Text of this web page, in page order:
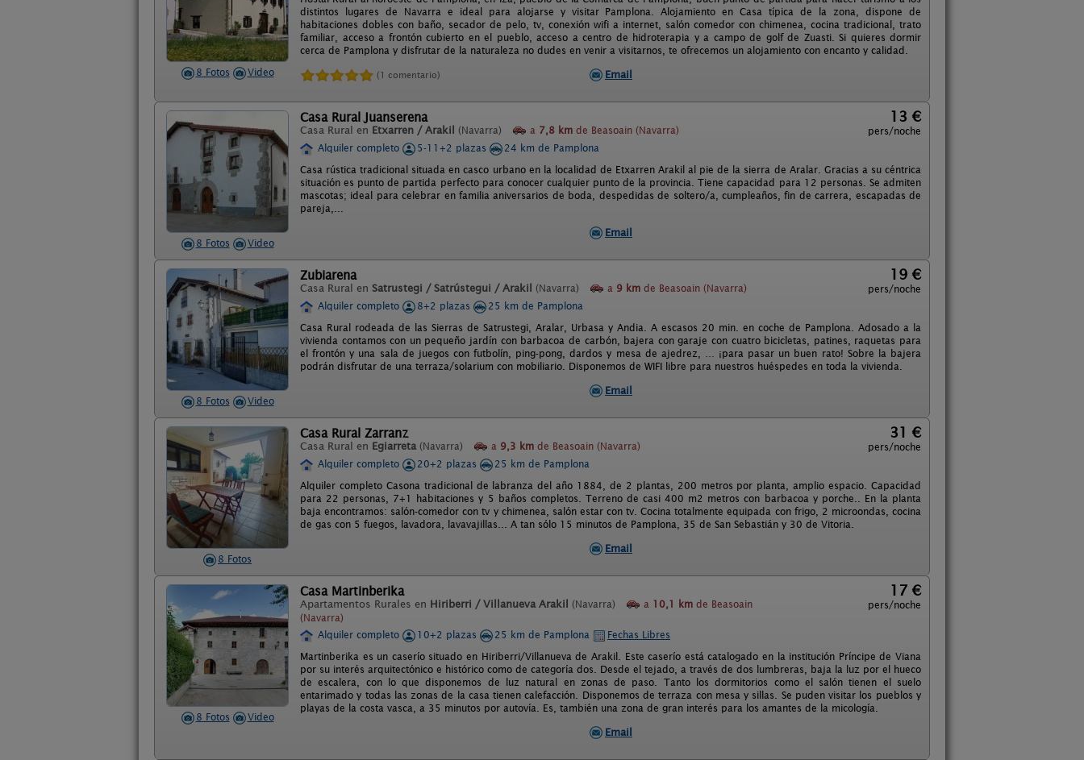
8 Fotos Video
distintos lugares de Navarra e ideal para alojarse y visitar Pamplona. Alojamiento en Casa típica de la zona, dispone de
habitaciones dobles con baño, secador de pelo, tv, conexión wifi a internet, salón comedor con chimenea, cocina tradicional, trato
familiar, acceso a frontón cubierto en el pueblo, acceso a centro de hidroterapia y a campo de golf de Zuasti. Si quieres dormir
cerca de Pamplona y disfrutar de la naturaleza no dudes en venir a visitarnos, te ofrecemos un alojamiento con encanto y calidad.
(1 comentario) Email
8 Fotos Video
Casa Rural Juanserena
Casa Rural en Etxarren / Arakil (Navarra) a 7,8 km de Beasoain (Navarra)
13 €
pers/noche
Alquiler completo
5-11+2 plazas
24 km de Pamplona
Casa rústica tradicional situada en casco urbano en la localidad de Etxarren Arakil al pie de la sierra de Aralar. Gracias a su céntrica
situación es punto de partida perfecto para conocer cualquier punto de la provincia. Tiene capacidad para 12 personas. Se admiten
mascotas; ideal para celebrar en familia aniversarios de boda, despedidas de soltero/a, cumpleaños, fin de carrera, escapadas de
pareja,...
Email
8 Fotos Video
Zubiarena
Casa Rural en Satrustegi / Satrústegui / Arakil (Navarra) a 9 km de Beasoain (Navarra)
19 €
pers/noche
Alquiler completo
8+2 plazas
25 km de Pamplona
Casa Rural rodeada de las Sierras de Satrustegi, Aralar, Urbasa y Andia. A escasos 20 min. en coche de Pamplona. Adosado a la
vivienda contamos con un pequeño jardín con barbacoa de carbón, bajera con garaje con cuatro bicicletas, patines, raquetas para
el frontón y una sala de juegos con futbolín, ping-pong, dardos y mesa de ajedrez, … ¡para pasar un buen rato! Sobre la bajera
podrán disfrutar de una terraza/solarium con mobiliario. Disponemos de WIFI libre para nuestros huéspedes en toda la vivienda.
Email
8 Fotos
Casa Rural Zarranz
Casa Rural en Egiarreta (Navarra) a 9,3 km de Beasoain (Navarra)
31 €
pers/noche
Alquiler completo
20+2 plazas
25 km de Pamplona
Alquiler completo Casona tradicional de labranza del año 1884, de 2 plantas, 200 metros por planta, amplio espacio. Capacidad
para 22 personas, 7+1 habitaciones y 5 baños completos. Terreno de casi 400 m2 metros con barbacoa y porche.. En la planta
baja encontramos: salón-comedor con tv y chimenea, salón estar con tv. Cocina totalmente equipada con frigo, 2 microondas, cocina
de gas con 5 fuegos, lavadora, lavavajillas... A tan sólo 15 minutos de Pamplona, 35 de San Sebastián y 30 de Vitoria.
Email
8 Fotos Video
Casa Martinberika
Apartamentos Rurales en Hiriberri / Villanueva Arakil (Navarra) a 10,1 km de Beasoain
(Navarra)
17 €
pers/noche
Alquiler completo 10+2 plazas 25 km de Pamplona
Fechas Libres
Martinberika es un caserío situado en Hiriberri/Villanueva de Arakil. Este caserío está catalogado en la institución Príncipe de Viana
por su interés arquitectónico e histórico como de categoría dos. Desde el tejado, a través de dos lumbreras, baja la luz por el hueco
de escalera, con lo que disponemos de luz natural en zonas de paso. Tanto los dormitorios como el salón tienen el suelo
entarimado y todas las zonas de la casa tienen calefacción. Disponemos de terraza con mesa y sillas. Se puden visitar los pueblos y
playas de la costa vasca, a 35 minutos por autovía. Es, también una zona de gran interés para los amantes de la micología.
Email